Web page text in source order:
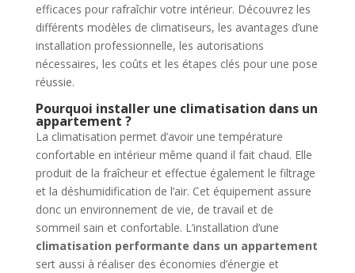
efficaces pour rafraîchir votre intérieur. Découvrez les
différents modèles de climatiseurs, les avantages d’une
installation professionnelle, les autorisations
nécessaires, les coûts et les étapes clés pour une pose
réussie.
Pourquoi installer une climatisation dans un
appartement ?
La climatisation permet d’avoir une température
confortable en intérieur même quand il fait chaud. Elle
produit de la fraîcheur et effectue également le filtrage
et la déshumidification de l’air. Cet équipement assure
donc un environnement de vie, de travail et de
sommeil sain et confortable. L’installation d’une
climatisation performante dans un appartement
sert aussi à réaliser des économies d’énergie et